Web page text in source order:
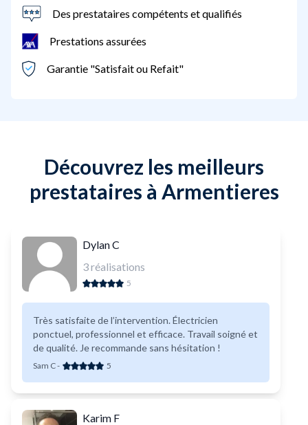
Des prestataires compétents et qualifiés
Prestations assurées
Garantie "Satisfait ou Refait"
Découvrez les meilleurs
prestataires à Armentieres
Dylan C
3réalisations
5
Très satisfaite de l’intervention. Électricien
ponctuel, professionnel et efficace. Travail soigné et
de qualité. Je recommande sans hésitation !
Sam C- 5
Karim F